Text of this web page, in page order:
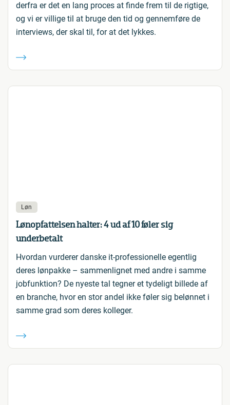
derfra er det en lang proces at finde frem til de rigtige,
og vi er villige til at bruge den tid og gennemføre de
interviews, der skal til, for at det lykkes.
Løn
Lønopfattelsen halter: 4 ud af 10 føler sig
underbetalt
Hvordan vurderer danske it-professionelle egentlig
deres lønpakke – sammenlignet med andre i samme
jobfunktion? De nyeste tal tegner et tydeligt billede af
en branche, hvor en stor andel ikke føler sig belønnet i
samme grad som deres kolleger.